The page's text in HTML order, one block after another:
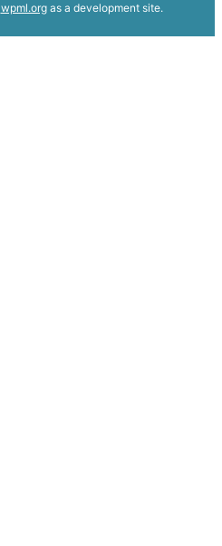
wpml.orgas a development site.